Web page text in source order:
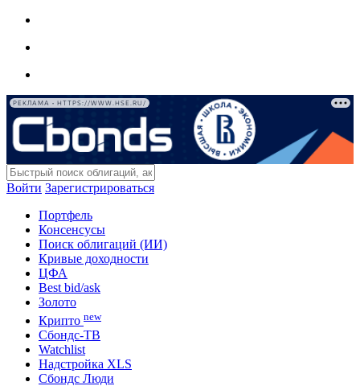
РЕКЛАМА • HTTPS://WWW.HSE.RU/
Войти Зарегистрироваться
Портфель
Консенсусы
Поиск облигаций (ИИ)
Кривые доходности
ЦФА
Best bid/ask
Золото
Крипто new
Сбондс-ТВ
Watchlist
Надстройка XLS
Сбондс Люди